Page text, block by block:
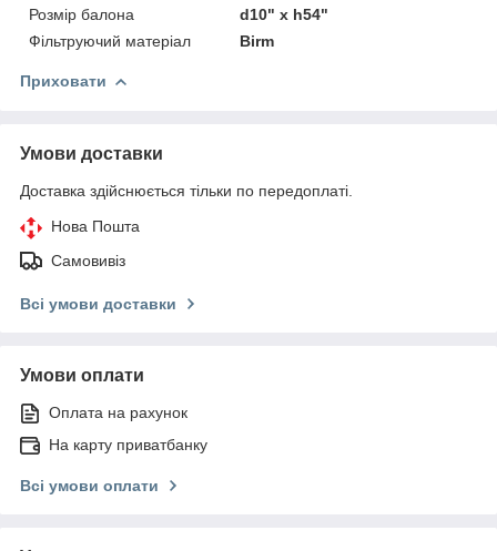
Розмір балона
d10" x h54"
Фільтруючий матеріал
Birm
Приховати
Умови доставки
Доставка здійснюється тільки по передоплаті.
Нова Пошта
Самовивіз
Всі умови доставки
Умови оплати
Оплата на рахунок
На карту приватбанку
Всі умови оплати